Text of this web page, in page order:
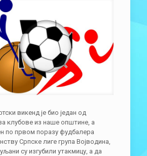
викенд је био један од
клубове из наше општине, а
по првом поразу фудбалера
Српске лиге група Војводина,
су изгубили утакмицу, а да